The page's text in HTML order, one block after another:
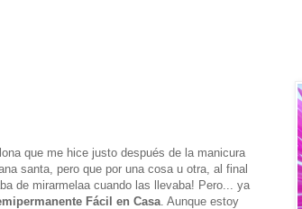
que me hice justo después de la manicura
santa, pero que por una cosa u otra, al final
de mirarmelaa cuando las llevaba! Pero... ya
Fácil en Casa . Aunque estoy